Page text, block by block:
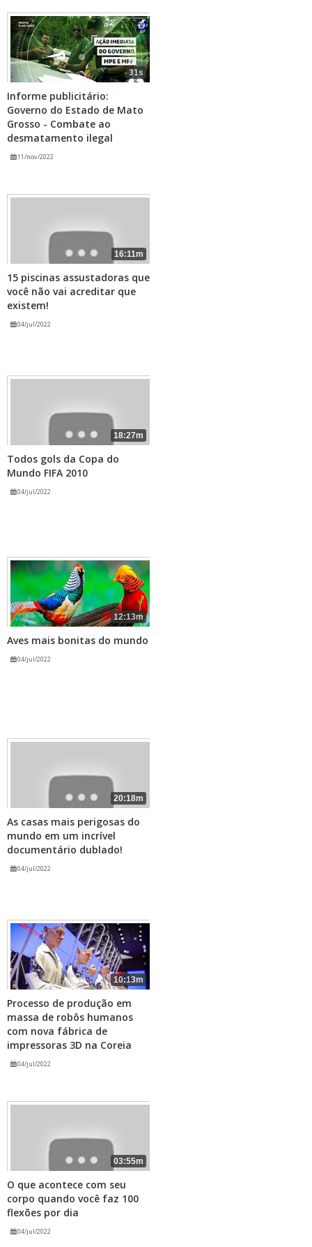
31s
Informe publicitário:
Governo do Estado de Mato
Grosso - Combate ao
desmatamento ilegal
11/nov/2022
16:11m
15 piscinas assustadoras que
você não vai acreditar que
existem!
04/jul/2022
18:27m
Todos gols da Copa do
Mundo FIFA 2010
04/jul/2022
12:13m
Aves mais bonitas do mundo
04/jul/2022
20:18m
As casas mais perigosas do
mundo em um incrível
documentário dublado!
04/jul/2022
10:13m
Processo de produção em
massa de robôs humanos
com nova fábrica de
impressoras 3D na Coreia
04/jul/2022
03:55m
O que acontece com seu
corpo quando você faz 100
flexões por dia
04/jul/2022